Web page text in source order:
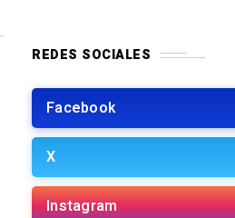
REDES SOCIALES
Facebook
X
Instagram